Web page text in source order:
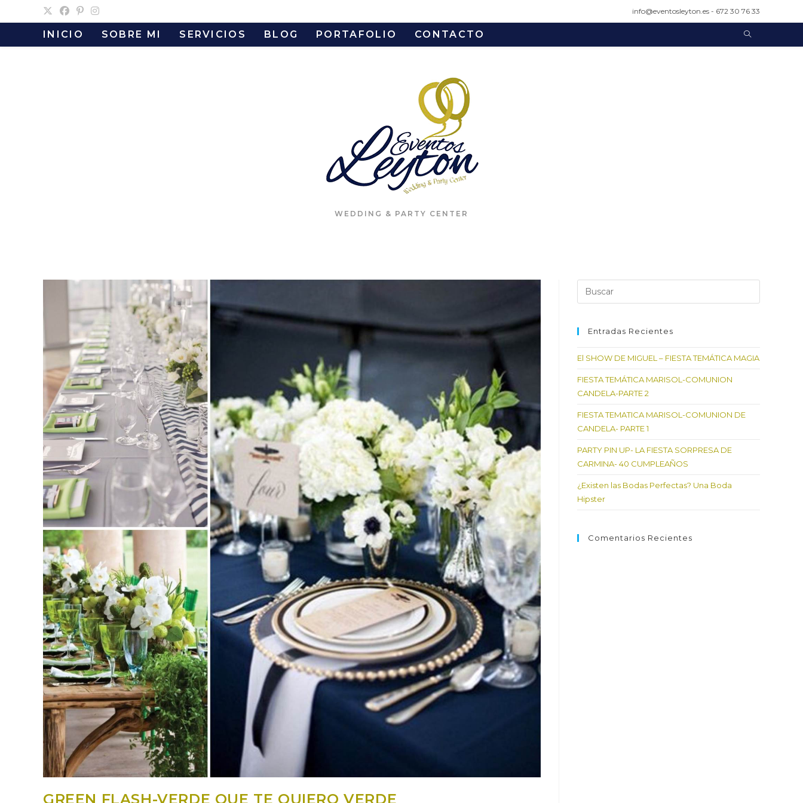
al
info@eventosleyton.es - 672 30 76 33
INICIO SOBRE MI SERVICIOS BLOG PORTAFOLIO CONTACTO
WEDDING & PARTY CENTER
GREEN FLASH-VERDE QUE TE QUIERO VERDE
Escape
panel
Entradas Recientes
El SHOW DE MIGUEL – FIESTA TEMÁTICA MAGIA
FIESTA TEMÁTICA MARISOL-COMUNION
CANDELA-PARTE 2
FIESTA TEMATICA MARISOL-COMUNION DE
CANDELA- PARTE 1
PARTY PIN UP- LA FIESTA SORPRESA DE
CARMINA- 40 CUMPLEAÑOS
¿Existen las Bodas Perfectas? Una Boda
Hipster
Comentarios Recientes